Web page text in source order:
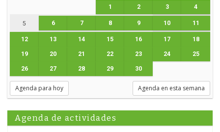
1 2 3 4
5 6 7 8 9 10 11
12 13 14 15 16 17 18
19 20 21 22 23 24 25
26 27 28 29 30
Agenda para hoy Agenda en esta semana
Agenda de actividades